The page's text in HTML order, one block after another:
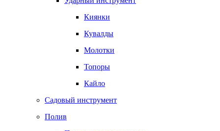
Киянки
Кувалды
Молотки
Топоры
Кайло
Садовый инструмент
Полив